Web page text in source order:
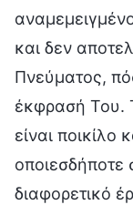
και δεν
Πνεύματος,
έκφρασή Του.
είναι ποικίλο
οποιεσδήποτε
διαφορετικό